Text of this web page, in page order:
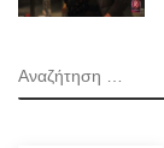
ΑΝΑΖΉΤΗΣΗ